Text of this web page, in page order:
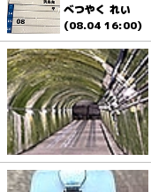
べつやく れい
(08.04 16:00)